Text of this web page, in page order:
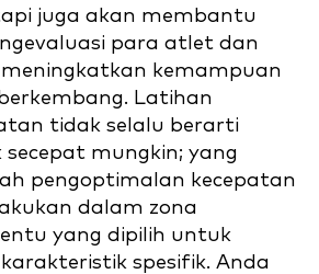
juga akan membantu
para atlet dan
kemampuan
Latihan
tidak selalu berarti
secepat mungkin; yang
pengoptimalan kecepatan
dalam zona
yang dipilih untuk
spesifik. Anda